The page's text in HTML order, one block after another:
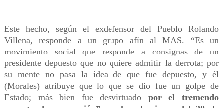
Este hecho, según el exdefensor del Pueblo Rolando
Villena, responde a un grupo afín al MAS. “Es un
movimiento social que responde a consignas de un
presidente depuesto que no quiere admitir la derrota; por
su mente no pasa la idea de que fue depuesto, y él
(Morales) atribuye que lo que se dio fue un golpe de
Estado; más bien fue desvirtuado por el tremendo